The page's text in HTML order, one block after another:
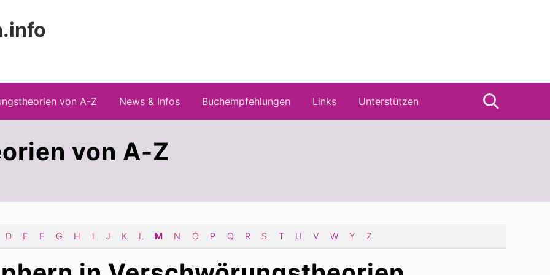
von A-Z News & Infos Buchempfehlungen Links Unterstützen Suche
von A-Z
D E F G H I J K L M N O P Q R S T U V W Y Z